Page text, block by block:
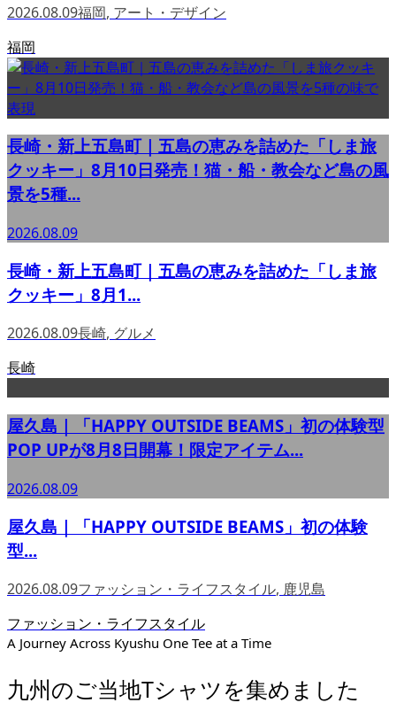
2026.08.09福岡, アート・デザイン
福岡
長崎・新上五島町｜五島の恵みを詰めた「しま旅
クッキー」8月10日発売！猫・船・教会など島の風
景を5種...
2026.08.09
長崎・新上五島町｜五島の恵みを詰めた「しま旅
クッキー」8月1...
2026.08.09長崎, グルメ
長崎
屋久島｜「HAPPY OUTSIDE BEAMS」初の体験型
POP UPが8月8日開幕！限定アイテム...
2026.08.09
屋久島｜「HAPPY OUTSIDE BEAMS」初の体験
型...
2026.08.09ファッション・ライフスタイル, 鹿児島
ファッション・ライフスタイル
A Journey Across Kyushu One Tee at a Time
九州のご当地Tシャツを集めました